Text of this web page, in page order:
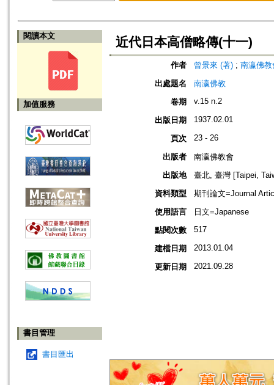
閱讀本文
加值服務
書目管理
書目匯出
近代日本高僧略傳(十一)
作者 曾景來 (著) ; 南瀛佛
出處題名
南瀛佛教
卷期
v.15 n.2
出版日期 1937.02.01
頁次 23 - 26
出版者
南瀛佛教會
出版地
臺北, 臺灣 [Taipei,
資料類型
期刊論文=Journal
使用語言
日文=Japanese
點閱次數
517
建檔日期 2013.01.04
更新日期 2021.09.28